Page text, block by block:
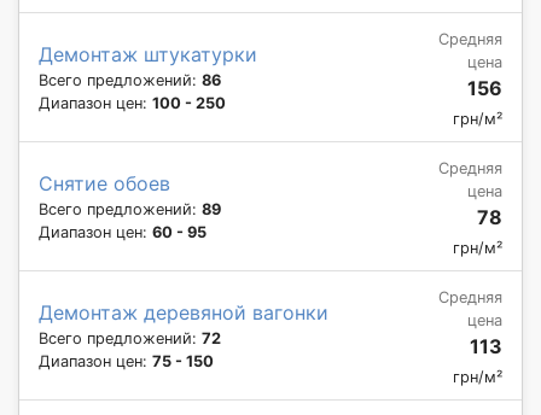
Демонтаж штукатурки
Всего предложений: 86
Диапазон цен: 100 - 250
Средняя
цена
156
грн/м²
Снятие обоев
Всего предложений: 89
Диапазон цен: 60 - 95
Средняя
цена
78
грн/м²
Демонтаж деревяной вагонки
Всего предложений: 72
Диапазон цен: 75 - 150
Средняя
цена
113
грн/м²